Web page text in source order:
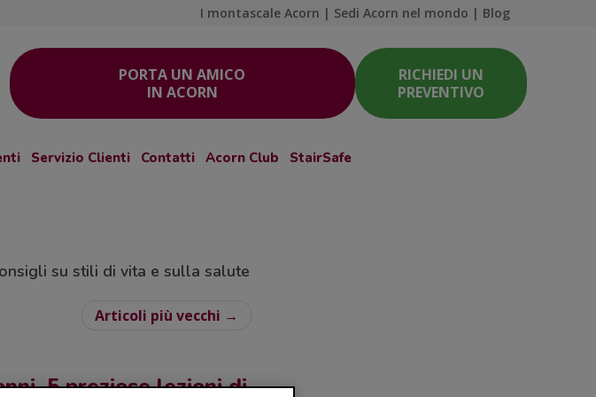
I montascale Acorn | Sedi Acorn nel mondo | Blog
PORTA UN AMICO
IN ACORN
RICHIEDI UN
PREVENTIVO
Servizio Clienti Contatti Acorn Club StairSafe
su stili di vita e sulla salute
Articoli più vecchi →
5 preziose lezioni di